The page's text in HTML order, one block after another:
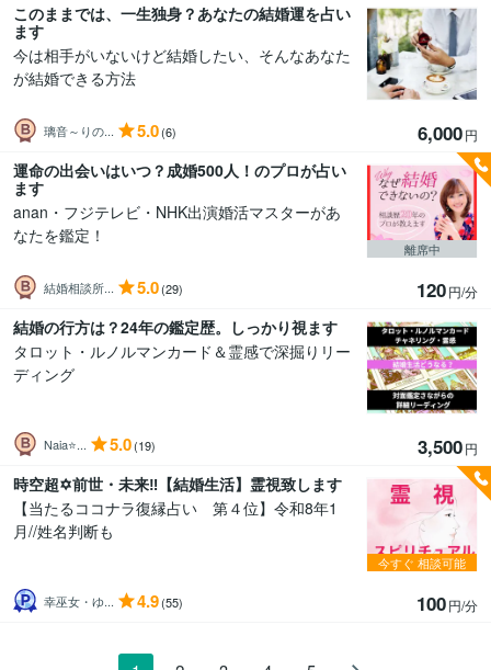
このままでは、一生独身？あなたの結婚運を占い
ます
今は相手がいないけど結婚したい、そんなあなた
が結婚できる方法
璃音～りの... 5.0(6) 6,000円
運命の出会いはいつ？成婚500人！のプロが占い
ます
anan・フジテレビ・NHK出演婚活マスターがあ
なたを鑑定！
結婚相談所... 5.0(29) 120円/分
離席中
結婚の行方は？24年の鑑定歴。しっかり視ます
タロット・ルノルマンカード＆霊感で深掘りリー
ディング
Naia⭐... 5.0(19) 3,500円
時空超✡前世・未来‼️【結婚生活】霊視致します
【当たるココナラ復縁占い 第４位】令和8年1
月//姓名判断も
幸巫女・ゆ... 4.9(55) 100円/分
今すぐ 相談可能